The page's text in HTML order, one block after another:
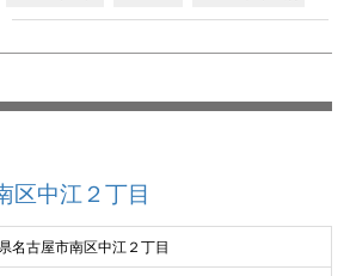
区中江２丁目
名古屋市南区中江２丁目